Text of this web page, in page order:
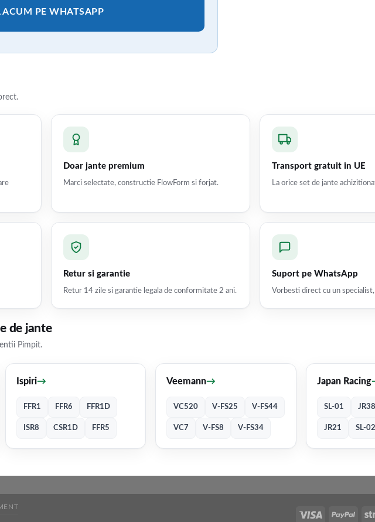
ACUM PE WHATSAPP
Doar jante premium
Marci selectate, constructie FlowForm si forjat.
Transport gratuit in UE
La orice set de jante
Retur si garantie
Retur 14 zile si garantie legala de conformitate 2 ani.
Suport pe WhatsApp
Vorbesti direct cu un
de jante
Pimpit.
Ispiri→
FFR1 FFR6 FFR1D
ISR8 CSR1D FFR5
Veemann→
VC520 V-FS25 V-FS44
VC7 V-FS8 V-FS34
Japan Racing
SL-01 JR38
JR21 SL-02